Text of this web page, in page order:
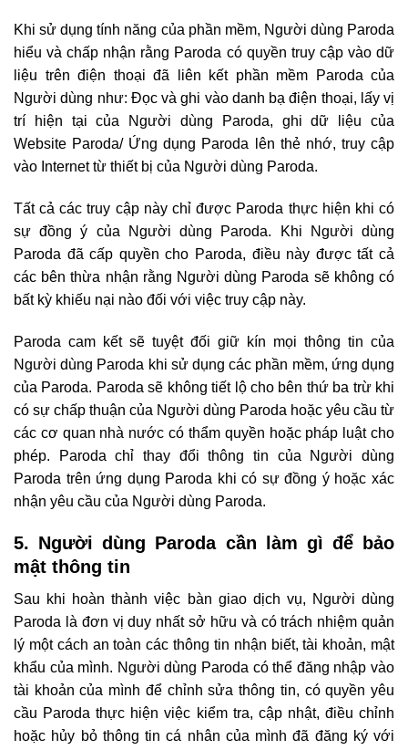
Khi sử dụng tính năng của phần mềm, Người dùng Paroda
hiểu và chấp nhận rằng Paroda có quyền truy cập vào dữ
liệu trên điện thoại đã liên kết phần mềm Paroda của
Người dùng như: Đọc và ghi vào danh bạ điện thoại, lấy vị
trí hiện tại của Người dùng Paroda, ghi dữ liệu của
Website Paroda/ Ứng dụng Paroda lên thẻ nhớ, truy cập
vào Internet từ thiết bị của Người dùng Paroda.
Tất cả các truy cập này chỉ được Paroda thực hiện khi có
sự đồng ý của Người dùng Paroda. Khi Người dùng
Paroda đã cấp quyền cho Paroda, điều này được tất cả
các bên thừa nhận rằng Người dùng Paroda sẽ không có
bất kỳ khiếu nại nào đối với việc truy cập này.
Paroda cam kết sẽ tuyệt đối giữ kín mọi thông tin của
Người dùng Paroda khi sử dụng các phần mềm, ứng dụng
của Paroda. Paroda sẽ không tiết lộ cho bên thứ ba trừ khi
có sự chấp thuận của Người dùng Paroda hoặc yêu cầu từ
các cơ quan nhà nước có thẩm quyền hoặc pháp luật cho
phép. Paroda chỉ thay đổi thông tin của Người dùng
Paroda trên ứng dụng Paroda khi có sự đồng ý hoặc xác
nhận yêu cầu của Người dùng Paroda.
5. Người dùng Paroda cần làm gì để bảo
mật thông tin
Sau khi hoàn thành việc bàn giao dịch vụ, Người dùng
Paroda là đơn vị duy nhất sở hữu và có trách nhiệm quản
lý một cách an toàn các thông tin nhận biết, tài khoản, mật
khẩu của mình. Người dùng Paroda có thể đăng nhập vào
tài khoản của mình để chỉnh sửa thông tin, có quyền yêu
cầu Paroda thực hiện việc kiểm tra, cập nhật, điều chỉnh
hoặc hủy bỏ thông tin cá nhân của mình đã đăng ký với